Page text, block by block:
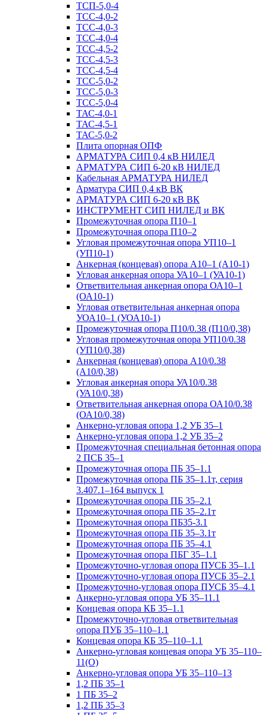
ТСП-5,0-4
ТСС-4,0-2
ТСС-4,0-3
ТСС-4,0-4
ТСС-4,5-2
ТСС-4,5-3
ТСС-4,5-4
ТСС-5,0-2
ТСС-5,0-3
ТСС-5,0-4
ТАС-4,0-1
ТАС-4,5-1
ТАС-5,0-2
Плита опорная ОПФ
АРМАТУРА СИП 0,4 кВ НИЛЕД
АРМАТУРА СИП 6-20 кВ НИЛЕД
Кабельная АРМАТУРА НИЛЕД
Арматура СИП 0,4 кВ ВК
АРМАТУРА СИП 6-20 кВ ВК
ИНСТРУМЕНТ СИП НИЛЕД и ВК
Промежуточная опора П10–1
Промежуточная опора П10–2
Угловая промежуточная опора УП10–1
(УП10-1)
Анкерная (концевая) опора А10–1 (А10-1)
Угловая анкерная опора УА10–1 (УА10-1)
Ответвительная анкерная опора ОА10–1
(ОА10-1)
Угловая ответвительная анкерная опора
УОА10–1 (УОА10-1)
Промежуточная опора П10/0.38 (П10/0,38)
Угловая промежуточная опора УП10/0.38
(УП10/0,38)
Анкерная (концевая) опора А10/0.38
(А10/0,38)
Угловая анкерная опора УА10/0.38
(УА10/0,38)
Ответвительная анкерная опора ОА10/0.38
(ОА10/0,38)
Анкерно-угловая опора 1,2 УБ 35–1
Анкерно-угловая опора 1,2 УБ 35–2
Промежуточная специальная бетонная опора
2 ПСБ 35–1
Промежуточная опора ПБ 35–1.1
Промежуточная опора ПБ 35–1.1т, серия
3.407.1–164 выпуск 1
Промежуточная опора ПБ 35–2.1
Промежуточная опора ПБ 35–2.1т
Промежуточная опора ПБ35-3.1
Промежуточная опора ПБ 35–3.1т
Промежуточная опора ПБ 35–4.1
Промежуточная опора ПБГ 35–1.1
Промежуточно-угловая опора ПУСБ 35–1.1
Промежуточно-угловая опора ПУСБ 35–2.1
Промежуточно-угловая опора ПУСБ 35–4.1
Анкерно-угловая опора УБ 35–11.1
Концевая опора КБ 35–1.1
Промежуточно-угловая ответвительная
опора ПУБ 35–110–1.1
Концевая опора КБ 35–110–1.1
Анкерно-угловая концевая опора УБ 35–110–
11(О)
Анкерно-угловая опора УБ 35–110–13
1,2 ПБ 35–1
1 ПБ 35–2
1,2 ПБ 35–3